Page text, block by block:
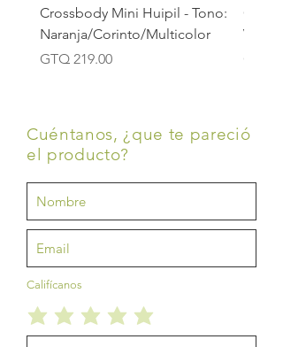
Crossbody Mini Huipil - Tono:
Naranja/Corinto/Multicolor
Price
GTQ 219.00
Price
GTQ
Cuéntanos, ¿que te pareció
el producto?
Califícanos